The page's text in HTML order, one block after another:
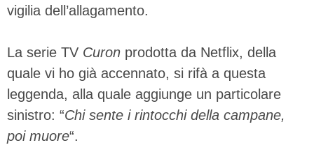
vigilia dell’allagamento.
La serie TV Curon prodotta da Netflix, della
quale vi ho già accennato, si rifà a questa
leggenda, alla quale aggiunge un particolare
sinistro: “Chi sente i rintocchi della campane,
poi muore“.